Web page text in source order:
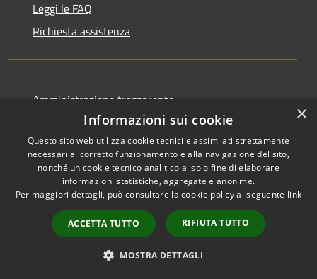
Leggi le FAQ
Richiesta assistenza
Amministrazione trasparente
Informativa privacy
Note legali
Dichiarazione di accessibilità
Copyright © 2026 • Comune di
Seniga • Powered by
×
Informazioni sui cookie
Questo sito web utilizza cookie tecnici e assimilati strettamente
necessari al corretto funzionamento e alla navigazione del sito,
nonché un cookie tecnico analitico al solo fine di elaborare
informazioni statistiche, aggregate e anonime.
Per maggiori dettagli, può consultare la cookie policy al seguente link
ACCETTA TUTTO RIFIUTA TUTTO
MOSTRA DETTAGLI